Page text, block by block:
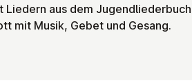
Liedern aus dem
mit Musik, Gebet und Gesang.